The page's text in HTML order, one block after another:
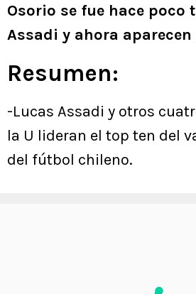
Osorio se fue hace poco
Assadi y ahora
Resumen:
-Lucas Assadi y otros
la U lideran el top ten del
del fútbol chileno.